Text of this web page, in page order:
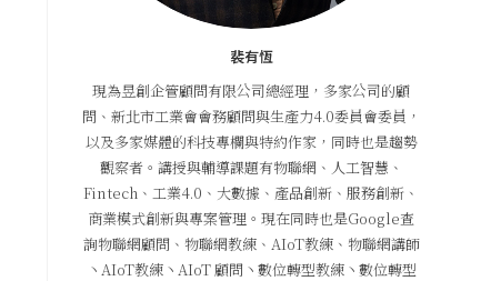
裴有恆
現為昱創企管顧問有限公司總經理，多家公司的顧
問、新北市工業會會務顧問與生產力4.0委員會委員，
以及多家媒體的科技專欄與特約作家，同時也是趨勢
觀察者。講授與輔導課題有物聯網、人工智慧、
Fintech、工業4.0、大數據、產品創新、服務創新、
商業模式創新與專案管理。現在同時也是Google查
詢物聯網顧問、物聯網教練、AIoT教練、物聯網講師
丶AIoT教練丶AIoT 顧問丶數位轉型教練丶數位轉型